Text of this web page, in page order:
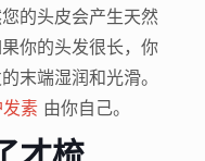
的头皮会产生天然
你的头发很长，你
末端湿润和光滑。
素由你自己。